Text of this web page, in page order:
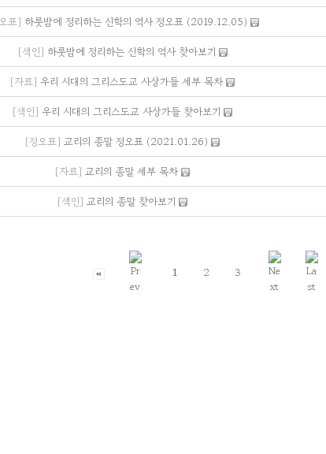
표] 하룻밤에 정리하는 신학의 역사 정오표 (2019.12.05)
[색인] 하룻밤에 정리하는 신학의 역사 찾아보기
[자료] 우리 시대의 그리스도교 사상가들 세부 목차
[색인] 우리 시대의 그리스도교 사상가들 찾아보기
[정오표] 교리의 종말 정오표 (2021.01.26)
[자료] 교리의 종말 세부 목차
[색인] 교리의 종말 찾아보기
1 2 3